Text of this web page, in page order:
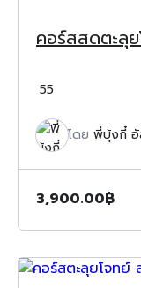
คอร์สสดตะลุ
55
โดย พี่บุ้งกี๋ อั
3,900.00฿